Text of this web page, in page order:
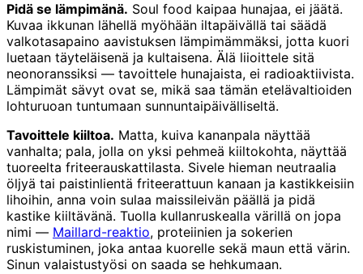
Pidä se lämpimänä. Soul food kaipaa hunajaa, ei jäätä.
Kuvaa ikkunan lähellä myöhään iltapäivällä tai säädä
valkotasapaino aavistuksen lämpimämmäksi, jotta kuori
luetaan täyteläisenä ja kultaisena. Älä liioittele sitä
neonoranssiksi — tavoittele hunajaista, ei radioaktiivista.
Lämpimät sävyt ovat se, mikä saa tämän etelävaltioiden
lohturuoan tuntumaan sunnuntaipäivälliseltä.
Tavoittele kiiltoa. Matta, kuiva kananpala näyttää
vanhalta; pala, jolla on yksi pehmeä kiiltokohta, näyttää
tuoreelta friteerauskattilasta. Sivele hieman neutraalia
öljyä tai paistinlientä friteerattuun kanaan ja kastikkeisiin
lihoihin, anna voin sulaa maissileivän päällä ja pidä
kastike kiiltävänä. Tuolla kullanruskealla värillä on jopa
nimi — Maillard-reaktio, proteiinien ja sokerien
ruskistuminen, joka antaa kuorelle sekä maun että värin.
Sinun valaistustyösi on saada se hehkumaan.